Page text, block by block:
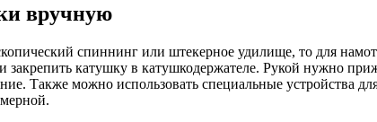
вручную
спиннинг или штекерное удилище, то для
закрепить катушку в катушкодержателе. Рукой нужно
Также можно использовать специальные устройства